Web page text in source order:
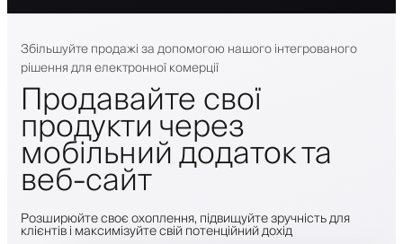
Збільшуйте продажі за допомогою нашого інтегрованого
рішення для електронної комерції
Продавайте свої
продукти через
мобільний додаток та
веб-сайт
Розширюйте своє охоплення, підвищуйте зручність для
клієнтів і максимізуйте свій потенційний дохід